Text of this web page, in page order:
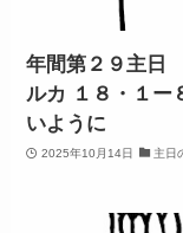
年間第２９主日
ルカ １８・１
いように
2025年10月14日 主日